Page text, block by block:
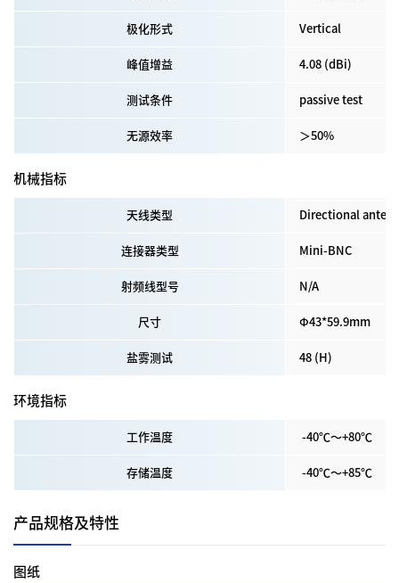
极化形式 Vertical
峰值增益 4.08 (dBi)
测试条件 passive test
无源效率 ＞50%
机械指标
天线类型 Directional
连接器类型 Mini-BNC
射频线型号 N/A
尺寸 Φ43*59.9mm
盐雾测试 48 (H)
环境指标
工作温度 -40℃～+80℃
存储温度 -40℃～+85℃
产品规格及特性
图纸